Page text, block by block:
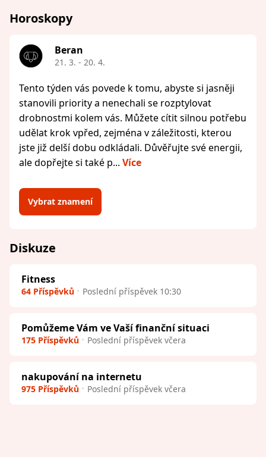
Horoskopy
Beran
21. 3. - 20. 4.
Tento týden vás povede k tomu, abyste si jasněji
stanovili priority a nenechali se rozptylovat
drobnostmi kolem vás. Můžete cítit silnou potřebu
udělat krok vpřed, zejména v záležitosti, kterou
jste již delší dobu odkládali. Důvěřujte své energii,
ale dopřejte si také p... Více
Vybrat znamení
Diskuze
Fitness
64 Příspěvků Poslední příspěvek 10:30
Pomůžeme Vám ve Vaší finanční situaci
175 Příspěvků Poslední příspěvek včera
nakupování na internetu
975 Příspěvků Poslední příspěvek včera